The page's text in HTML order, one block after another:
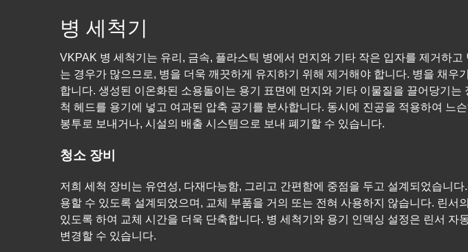
병 세척기
VKPAK 병 세척기는 유리, 금속, 플라스틱 병에서 먼지와 기타 작은 입자를 제거하
는 경우가 많으므로, 병을 더욱 깨끗하게 유지하기 위해 제거해야 합니다. 병을 채
합니다. 생성된 이온화된 소용돌이는 용기 표면에 먼지와 기타 이물질을 끌어당기
척 헤드를 용기에 넣고 여과된 압축 공기를 분사합니다. 동시에 진공을 적용하여 느
봉투로 보내거나, 시설의 배출 시스템으로 보내 폐기할 수 있습니다.
청소 장비
저희 세척 장비는 유연성, 다재다능함, 그리고 간편함에 중점을 두고 설계되었습니
용할 수 있도록 설계되었으며, 교체 부품을 거의 또는 전혀 사용하지 않습니다. 린
있도록 하여 교체 시간을 더욱 단축합니다. 병 세척기와 용기 인덱싱 설정은 린서
변경할 수 있습니다.